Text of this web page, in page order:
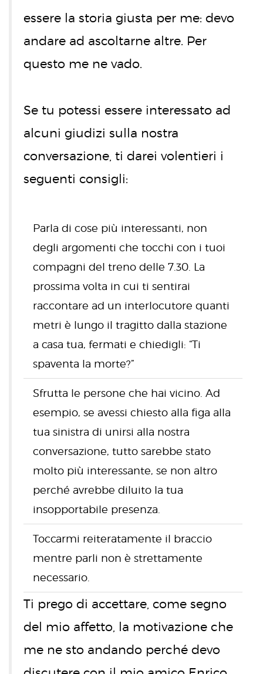
essere la storia giusta per me: devo
andare ad ascoltarne altre. Per
questo me ne vado.
Se tu potessi essere interessato ad
alcuni giudizi sulla nostra
conversazione, ti darei volentieri i
seguenti consigli:
Parla di cose più interessanti, non
degli argomenti che tocchi con i tuoi
compagni del treno delle 7.30. La
prossima volta in cui ti sentirai
raccontare ad un interlocutore quanti
metri è lungo il tragitto dalla stazione
a casa tua, fermati e chiedigli: “Ti
spaventa la morte?”
Sfrutta le persone che hai vicino. Ad
esempio, se avessi chiesto alla figa alla
tua sinistra di unirsi alla nostra
conversazione, tutto sarebbe stato
molto più interessante, se non altro
perché avrebbe diluito la tua
insopportabile presenza.
Toccarmi reiteratamente il braccio
mentre parli non è strettamente
necessario.
Ti prego di accettare, come segno
del mio affetto, la motivazione che
me ne sto andando perché devo